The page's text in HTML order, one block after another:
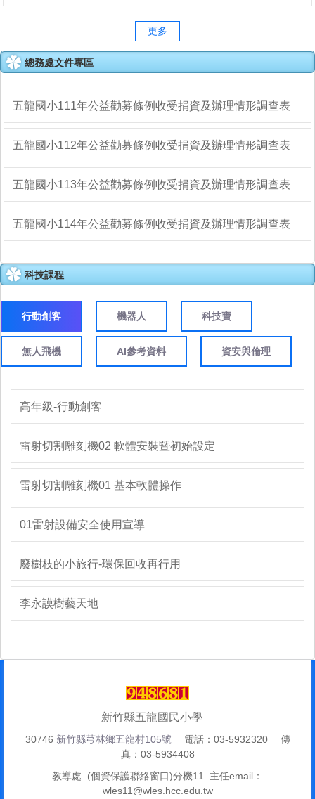
更多
總務處文件專區
五龍國小111年公益勸募條例收受捐資及辦理情形調查表
五龍國小112年公益勸募條例收受捐資及辦理情形調查表
五龍國小113年公益勸募條例收受捐資及辦理情形調查表
五龍國小114年公益勸募條例收受捐資及辦理情形調查表
科技課程
行動創客 機器人 科技寶
無人飛機 AI參考資料 資安與倫理
高年級-行動創客
雷射切割雕刻機02 軟體安裝暨初始設定
雷射切割雕刻機01 基本軟體操作
01雷射設備安全使用宣導
廢樹枝的小旅行-環保回收再行用
李永謨樹藝天地
新竹縣五龍國民小學
30746 新竹縣芎林鄉五龍村105號電話：03-5932320 傳
真：03-5934408
教導處 (個資保護聯絡窗口)分機11 主任email：
wles11@wles.hcc.edu.tw